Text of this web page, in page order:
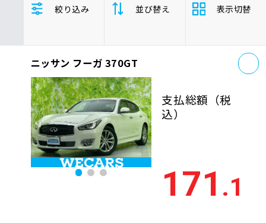
品質管理とサポート体制
企業情報
0120-733-500
セダン
絞り込み 並び替え
支払総
額
高
年式 新しい順
走行距
離
少ない順
排気量 大きい順
表示切替
ニッサン フーガ 370GT
支払総額 （税
込）
171 .1